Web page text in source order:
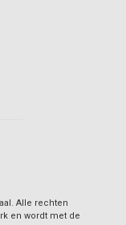
Alle rechten
en wordt met de